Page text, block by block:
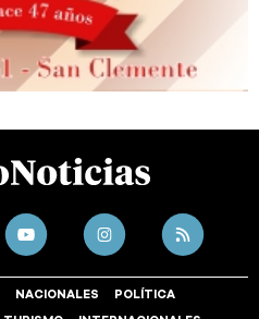
NACIONALES POLÍTICA